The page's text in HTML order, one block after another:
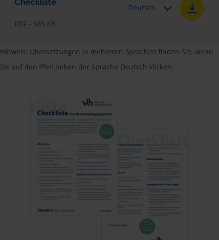
Checkliste
PDF - 585 KB
Deutsch
Hinweis: Übersetzungen in mehreren Sprachen finden Sie, wenn
Sie auf den Pfeil neben der Sprache Deutsch klicken.